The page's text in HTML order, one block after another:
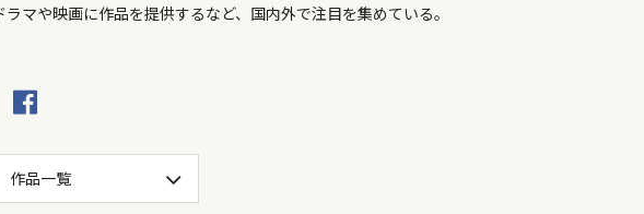
マや映画に作品を提供するなど、国内外で注目を集めている。
作品一覧